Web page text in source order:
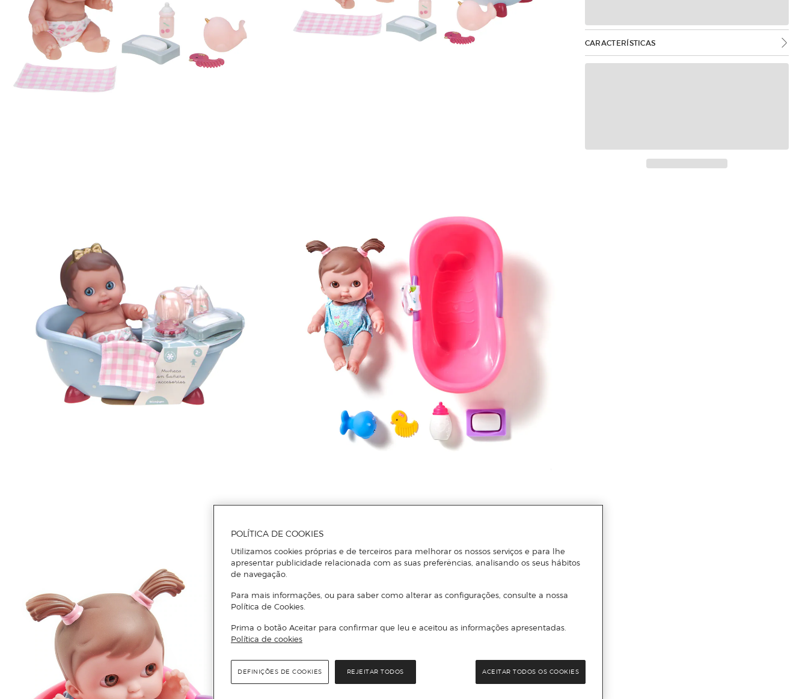
CARACTERÍSTICAS
POLÍTICA DE COOKIES
Utilizamos cookies próprias e de terceiros para melhorar os nossos serviços e para lhe
apresentar publicidade relacionada com as suas preferências, analisando os seus hábitos
de navegação.
Para mais informações, ou para saber como alterar as configurações, consulte a nossa
Política de Cookies.
Prima o botão Aceitar para confirmar que leu e aceitou as informações apresentadas.
Política de cookies
REJEITAR TODOS ACEITAR TODOS OS COOKIES
DEFINIÇÕES DE COOKIES